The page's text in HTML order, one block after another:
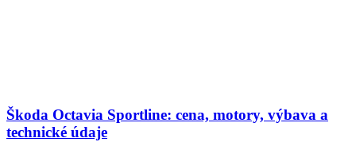
Škoda Octavia Sportline: cena, motory, výbava a
technické údaje